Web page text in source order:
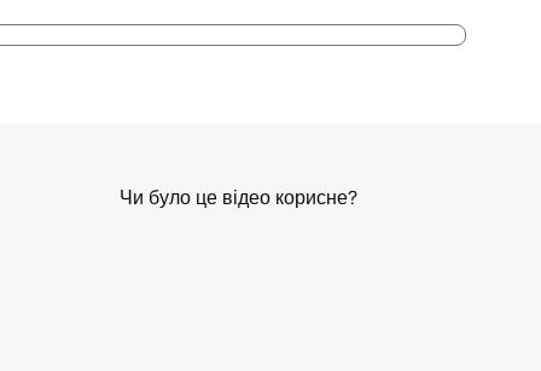
Чи було це відео корисне?